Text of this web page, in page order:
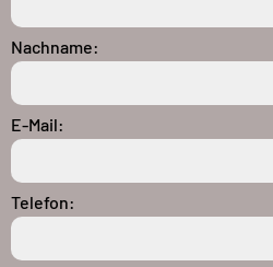
Nachname:
E-Mail:
Telefon: